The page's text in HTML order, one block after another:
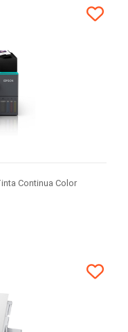
Continua Color